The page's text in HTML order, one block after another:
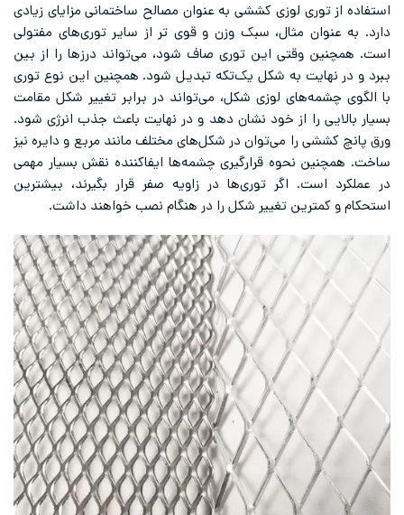
استفاده از توری لوزی کششی به عنوان مصالح ساختمانی مزایای زیادی
دارد. به عنوان مثال، سبک وزن و قوی تر از سایر توری‌های مفتولی
است. همچنین وقتی این توری صاف شود، می‌تواند درزها را از بین
ببرد و در نهایت به شکل یک‌تکه تبدیل شود. همچنین این نوع توری
با الگوی چشمه‌های لوزی شکل، می‌تواند در برابر تغییر شکل مقامت
بسیار بالایی را از خود نشان دهد و در نهایت باعث جذب انرژی شود.
ورق پانچ کششی را می‌توان در شکل‌های مختلف مانند مربع و دایره نیز
ساخت. همچنین نحوه قرارگیری چشمه‌ها ایفاکننده نقش بسیار مهمی
در عملکرد است. اگر توری‌ها در زاویه صفر قرار بگیرند، بیشترین
استحکام و کمترین تغییر شکل را در هنگام نصب خواهند داشت.